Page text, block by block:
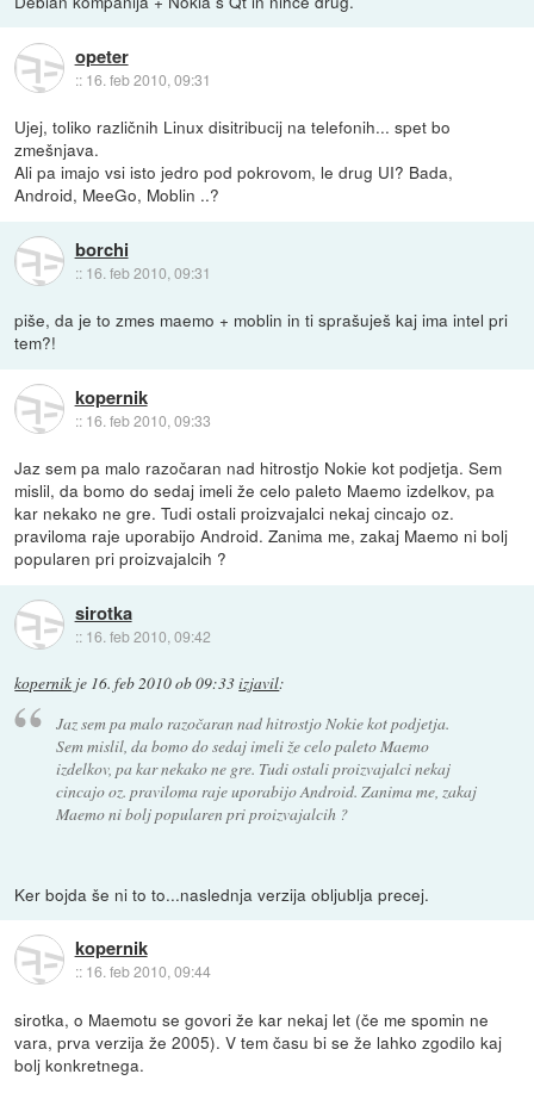
opeter
:: 16. feb 2010, 09:31
Ujej, toliko različnih Linux disitribucij na telefonih... spet bo
zmešnjava.
Ali pa imajo vsi isto jedro pod pokrovom, le drug UI? Bada,
Android, MeeGo, Moblin ..?
borchi
:: 16. feb 2010, 09:31
piše, da je to zmes maemo + moblin in ti sprašuješ kaj ima intel pri
tem?!
kopernik
:: 16. feb 2010, 09:33
Jaz sem pa malo razočaran nad hitrostjo Nokie kot podjetja. Sem
mislil, da bomo do sedaj imeli že celo paleto Maemo izdelkov, pa
kar nekako ne gre. Tudi ostali proizvajalci nekaj cincajo oz.
praviloma raje uporabijo Android. Zanima me, zakaj Maemo ni bolj
popularen pri proizvajalcih ?
sirotka
:: 16. feb 2010, 09:42
kopernik je 16. feb 2010 ob 09:33izjavil:
Jaz sem pa malo razočaran nad hitrostjo Nokie kot podjetja.
Sem mislil, da bomo do sedaj imeli že celo paleto Maemo
izdelkov, pa kar nekako ne gre. Tudi ostali proizvajalci nekaj
cincajo oz. praviloma raje uporabijo Android. Zanima me, zakaj
Maemo ni bolj popularen pri proizvajalcih ?
Ker bojda še ni to to...naslednja verzija obljublja precej.
kopernik
:: 16. feb 2010, 09:44
sirotka, o Maemotu se govori že kar nekaj let (če me spomin ne
vara, prva verzija že 2005). V tem času bi se že lahko zgodilo kaj
bolj konkretnega.